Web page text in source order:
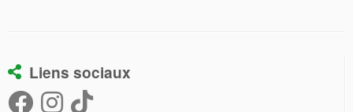
Liens sociaux